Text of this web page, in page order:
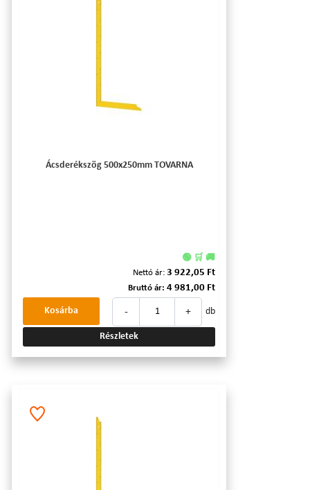
Ácsderékszög 500x250mm TOVARNA
🟢 🛒 🚚
Nettó ár: 3 922,05 Ft
Bruttó ár: 4 981,00 Ft
- + db
Kosárba
Részletek